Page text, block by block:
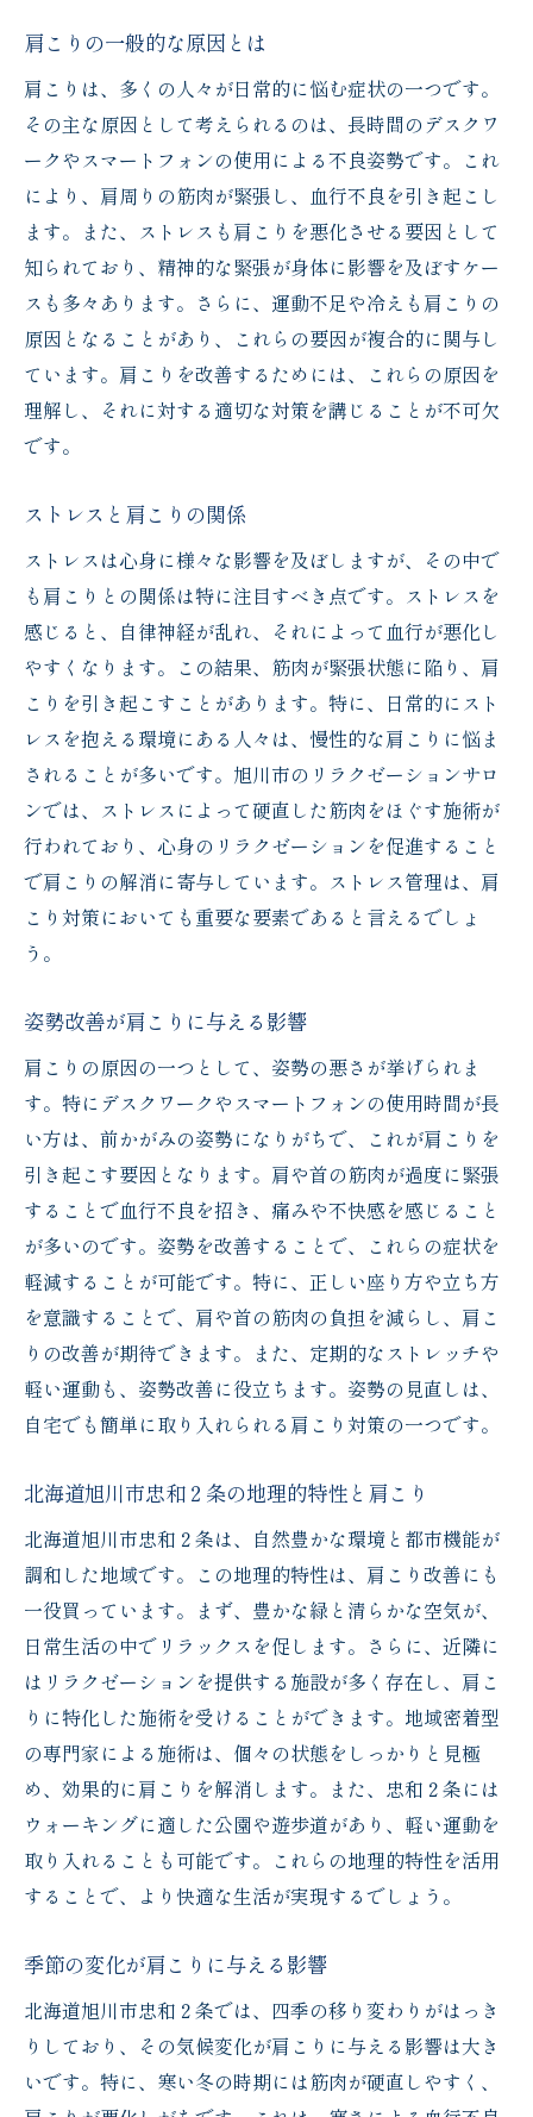
肩こり解消
地元で人気のリラクゼーションスポット紹
介
施術前に知っておきたい準備と注意点
施術後の効果を持続させる方法
リラクゼーションで心身ともにリフレッシ
ュ
肩こり解消のためのおすすめ施術メニュー
体験者の声：施術で感じた変化
肩こりを感じたら旭川市忠和２条での解決策を
デスクワーク中の肩こり予防法
旭川市忠和２条の専門家によるアドバイス
肩こり解消に効果的なセルフケア
肩こり対策におすすめのグッズ
活動的な生活が肩こり改善につながる理由
肩の重さから解放される旭川市忠和２条の施術
体験
施術による肩こりへの即効性
旭川市忠和２条の施術が選ばれる理由
施術者の技術と経験が生み出す安心感
施術後に感じる体の軽さとは
まる
肩こり解消がもたらす生活の質の向上
快適生活をサポートする習慣
肩こりから解放された生活の利点
旭川市忠和２条で始める新たな日常
肩こり改善が健康に与える長期的な影響
肩こりのない日常を持続させるために
日常のストレスと肩こりを旭川市忠和２条でリ
セット
ストレス解消に効果的なメンタルケア
肩こりとストレスの悪循環を断ち切る方法
ストレスフリーの生活を目指して
日常で取り入れたいリラクゼーション法
肩こり改善がメンタルにもたらすポジティ
ブ効果
旭川市忠和２条が提供する肩こりへのオーダー
メイド施術
個々の状態に合わせた施術プラン
肩こり施術のカスタマイズによる効果
施術者と一緒に作る理想の施術プログラム
オーダーメイド施術のメリットと効果
一人ひとりに寄り添う施術スタイル
長期的改善を目指した施術アプローチ
肩こりの原因から解放され旭川市忠和２条で新
たな日常を
肩こりの一般的な原因とは
肩こりは、多くの人々が日常的に悩む症状の一つです。
その主な原因として考えられるのは、長時間のデスクワ
ークやスマートフォンの使用による不良姿勢です。これ
により、肩周りの筋肉が緊張し、血行不良を引き起こし
ます。また、ストレスも肩こりを悪化させる要因として
知られており、精神的な緊張が身体に影響を及ぼすケー
スも多々あります。さらに、運動不足や冷えも肩こりの
原因となることがあり、これらの要因が複合的に関与し
ています。肩こりを改善するためには、これらの原因を
理解し、それに対する適切な対策を講じることが不可欠
です。
ストレスと肩こりの関係
ストレスは心身に様々な影響を及ぼしますが、その中で
も肩こりとの関係は特に注目すべき点です。ストレスを
感じると、自律神経が乱れ、それによって血行が悪化し
やすくなります。この結果、筋肉が緊張状態に陥り、肩
こりを引き起こすことがあります。特に、日常的にスト
レスを抱える環境にある人々は、慢性的な肩こりに悩ま
されることが多いです。旭川市のリラクゼーションサロ
ンでは、ストレスによって硬直した筋肉をほぐす施術が
行われており、心身のリラクゼーションを促進すること
で肩こりの解消に寄与しています。ストレス管理は、肩
こり対策においても重要な要素であると言えるでしょ
う。
姿勢改善が肩こりに与える影響
肩こりの原因の一つとして、姿勢の悪さが挙げられま
す。特にデスクワークやスマートフォンの使用時間が長
い方は、前かがみの姿勢になりがちで、これが肩こりを
引き起こす要因となります。肩や首の筋肉が過度に緊張
することで血行不良を招き、痛みや不快感を感じること
が多いのです。姿勢を改善することで、これらの症状を
軽減することが可能です。特に、正しい座り方や立ち方
を意識することで、肩や首の筋肉の負担を減らし、肩こ
りの改善が期待できます。また、定期的なストレッチや
軽い運動も、姿勢改善に役立ちます。姿勢の見直しは、
自宅でも簡単に取り入れられる肩こり対策の一つです。
北海道旭川市忠和２条の地理的特性と肩こり
北海道旭川市忠和２条は、自然豊かな環境と都市機能が
調和した地域です。この地理的特性は、肩こり改善にも
一役買っています。まず、豊かな緑と清らかな空気が、
日常生活の中でリラックスを促します。さらに、近隣に
はリラクゼーションを提供する施設が多く存在し、肩こ
りに特化した施術を受けることができます。地域密着型
の専門家による施術は、個々の状態をしっかりと見極
め、効果的に肩こりを解消します。また、忠和２条には
ウォーキングに適した公園や遊歩道があり、軽い運動を
取り入れることも可能です。これらの地理的特性を活用
することで、より快適な生活が実現するでしょう。
季節の変化が肩こりに与える影響
北海道旭川市忠和２条では、四季の移り変わりがはっき
りしており、その気候変化が肩こりに与える影響は大き
いです。特に、寒い冬の時期には筋肉が硬直しやすく、